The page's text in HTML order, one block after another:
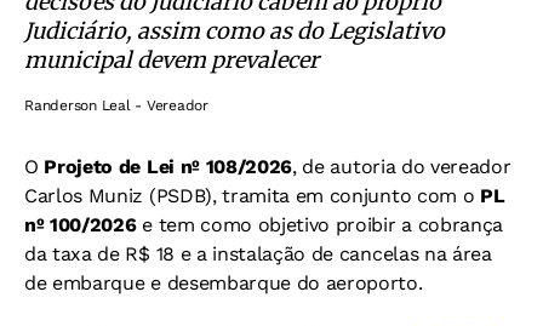
Judiciário, assim como as do Legislativo
municipal devem prevalecer
Randerson Leal - Vereador
O Projeto de Lei nº 108/2026, de autoria do vereador
Carlos Muniz (PSDB), tramita em conjunto com o PL
nº 100/2026e tem como objetivo proibir a cobrança
da taxa de R$ 18 e a instalação de cancelas na área
de embarque e desembarque do aeroporto.